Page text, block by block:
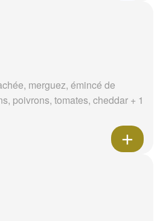
merguez, émincé de
poivrons, tomates, cheddar + 1